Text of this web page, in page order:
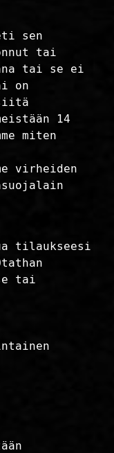
sen
tai
tai se ei
on
14
miten
virheiden
tilaukseesi
tai